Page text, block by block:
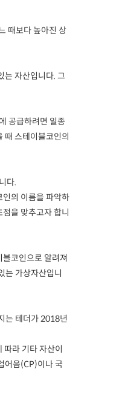
때보다 높아진 상
는 자산입니다. 그
공급하려면 일종
때 스테이블코인의
다.
의 이름을 파악하
을 맞추고자 합니
코인으로 알려져
는 가상자산입니
는 테더가 2018년
라 기타 자산이
어음(CP)이나 국